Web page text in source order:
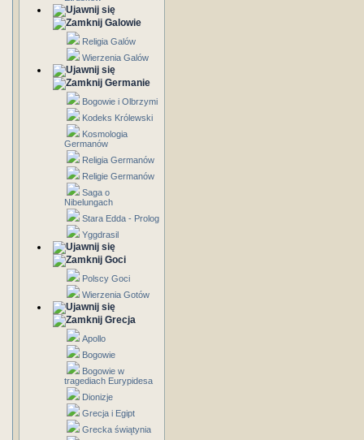
Galowie
Religia Galów
Wierzenia Galów
Germanie
Bogowie i Olbrzymi
Kodeks Królewski
Kosmologia
Germanów
Religia Germanów
Religie Germanów
Saga o
Nibelungach
Stara Edda - Prolog
Yggdrasil
Goci
Polscy Goci
Wierzenia Gotów
Grecja
Apollo
Bogowie
Bogowie w
tragediach Eurypidesa
Dionizje
Grecja i Egipt
Grecka świątynia